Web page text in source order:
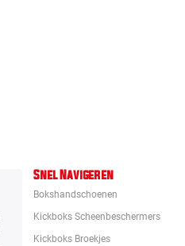
Snel Navigeren
Bokshandschoenen
Kickboks Scheenbeschermers
Kickboks Broekjes